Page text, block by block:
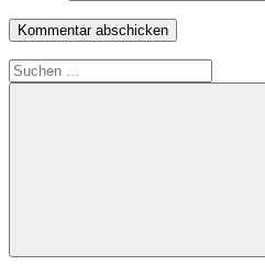
Suchen
nach:
Suchen